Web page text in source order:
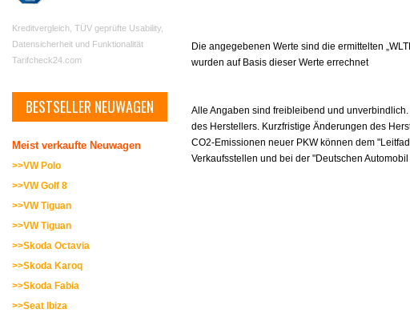
Die angegebenen Werte sind die ermittelten
wurden auf Basis dieser Werte errechnet
Alle Angaben sind freibleibend und
des Herstellers. Kurzfristige Änderungen des
CO2-Emissionen neuer PKW können dem
Verkaufsstellen und bei der "Deutschen
Kreditvergleich, TÜV geprüfte Usability,
Datensicherheit und Funktionalität
Tarifcheck24.com
BESTSELLER NEUWAGEN
Meist verkaufte Neuwagen
>>VW Polo
>>VW Golf 8
>>VW Tiguan
>>VW Tiguan
>>Skoda Octavia
>>Skoda Karoq
>>Skoda Fabia
>>Seat Ibiza